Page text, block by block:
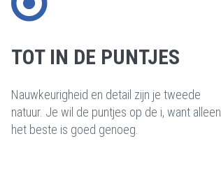
TOT IN DE PUNTJES
Nauwkeurigheid en detail zijn je tweede
natuur. Je wil de puntjes op de i, want alleen
het beste is goed genoeg.